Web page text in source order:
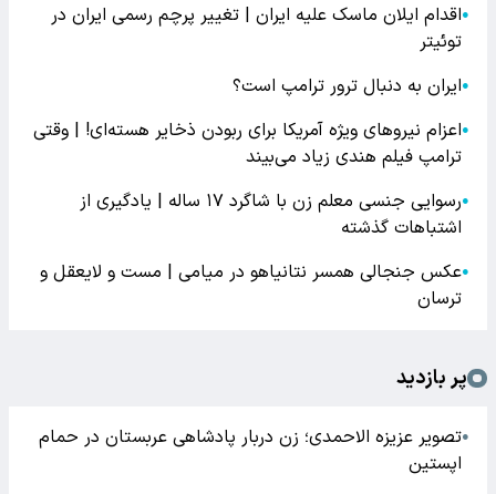
●اقدام ایلان ماسک علیه ایران | تغییر پرچم رسمی ایران در
توئیتر
●ایران به دنبال ترور ترامپ است؟
●اعزام نیروهای ویژه آمریکا برای ربودن ذخایر هسته‌ای! | وقتی
ترامپ فیلم هندی زیاد می‌بیند
●
رسوایی جنسی معلم زن با شاگرد ۱۷ ساله | یادگیری از
اشتباهات گذشته
●عکس جنجالی همسر نتانیاهو در میامی | مست و لایعقل و
ترسان
پر بازدید
●تصویر عزیزه الاحمدی؛ زن دربار پادشاهی عربستان در حمام
اپستین